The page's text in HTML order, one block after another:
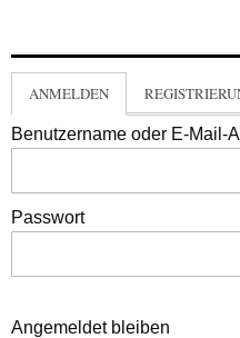
ANMELDEN
Benutzername oder E-Mail-
Passwort
Angemeldet bleiben